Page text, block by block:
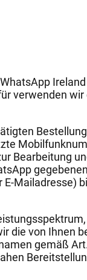
verwenden wir
Bearbeitung
Mailadresse)
die von Ihnen
gemäß